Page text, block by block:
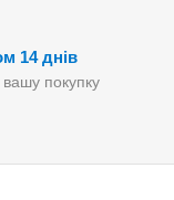
14 днів
покупку